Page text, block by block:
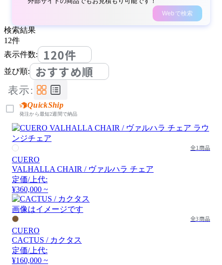
Webで検索
検索結果
12件
表示件数:
120件
並び順: おすすめ順
表示:
QuickShip
発注から最短2週間で納品
全1商品
CUERO
VALHALLA CHAIR / ヴァルハラ チェア
定価/上代:
¥360,000 ~
画像はイメージです
全3商品
CUERO
CACTUS / カクタス
定価/上代:
¥160,000 ~